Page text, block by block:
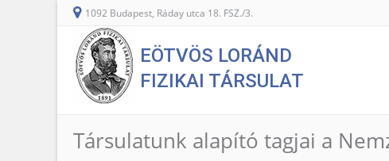
1092 Budapest, Ráday utca 18. FSZ./3.
EÖTVÖS LORÁND
FIZIKAI TÁRSULAT
Társulatunk alapító tagjai a